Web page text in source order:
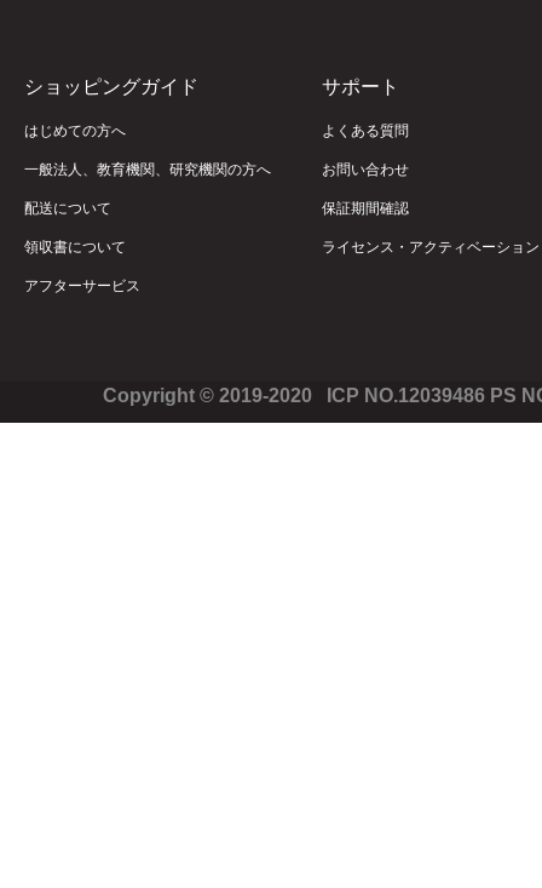
ショッピングガイド
はじめての方へ
一般法人、教育機関、研究機関の方へ
配送について
領収書について
アフターサービス
サポート
よくある質問
お問い合わせ
保証期間確認
ライセンス・アクティベーション
Copyright © 2019-2020 ICP NO.12039486 PS